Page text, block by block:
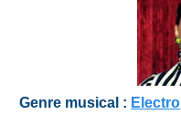
Genre musical : Electro